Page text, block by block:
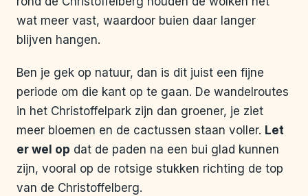
wat meer vast, waardoor buien daar langer
blijven hangen.
Ben je gek op natuur, dan is dit juist een fijne
periode om die kant op te gaan. De wandelroutes
in het Christoffelpark zijn dan groener, je ziet
meer bloemen en de cactussen staan voller. Let
er wel op dat de paden na een bui glad kunnen
zijn, vooral op de rotsige stukken richting de top
van de Christoffelberg.